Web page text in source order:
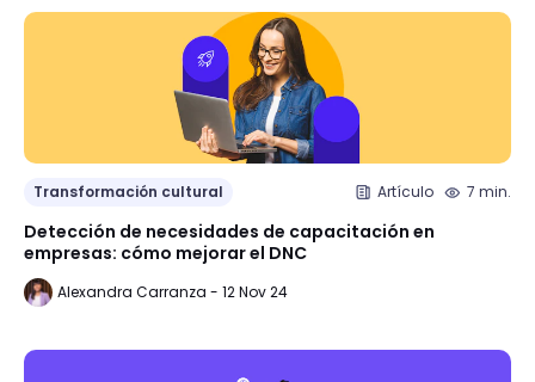
Transformación cultural Artículo 7 min.
Detección de necesidades de capacitación en
empresas: cómo mejorar el DNC
Alexandra Carranza - 12 Nov 24